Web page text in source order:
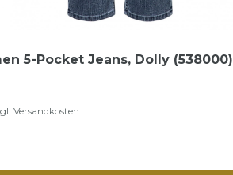
5-Pocket Jeans, Dolly (538000)
Versandkosten